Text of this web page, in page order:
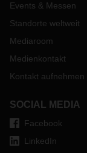
Events & Messen
Standorte weltweit
Mediaroom
Medienkontakt
Kontakt aufnehmen
SOCIAL MEDIA
Facebook
LinkedIn